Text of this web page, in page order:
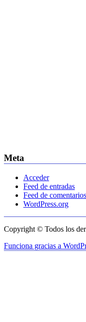
Meta
Acceder
Feed de entradas
Feed de comentarios
WordPress.org
Copyright © Todos los
Funciona gracias a